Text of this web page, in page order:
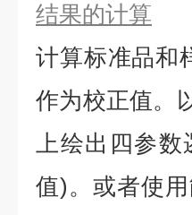
结果的计算
计算标准品和
作为校正值。
上绘出四参数
值)。或者使